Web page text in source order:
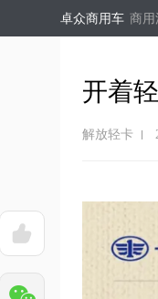
卓众商用车 商用
开着
解放轻卡